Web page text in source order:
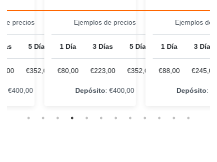
Ejemplos de precios
1 Día 3 Días 5 Días
€80,00 €223,00 €352,00
: €400,00
Ejemplos de precios
1 Día 3 Días 5
€88,00 €245,00
: €500,00